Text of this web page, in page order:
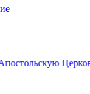
Церковь